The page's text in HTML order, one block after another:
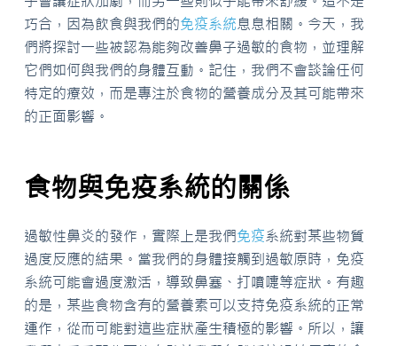
巧合，因為飲食與我們的免疫系統息息相關。今天，我
們將探討一些被認為能夠改善鼻子過敏的食物，並理解
它們如何與我們的身體互動。記住，我們不會談論任何
特定的療效，而是專注於食物的營養成分及其可能帶來
的正面影響。
食物與免疫系統的關係
過敏性鼻炎的發作，實際上是我們免疫系統對某些物質
過度反應的結果。當我們的身體接觸到過敏原時，免疫
系統可能會過度激活，導致鼻塞、打噴嚏等症狀。有趣
的是，某些食物含有的營養素可以支持免疫系統的正常
運作，從而可能對這些症狀產生積極的影響。所以，讓